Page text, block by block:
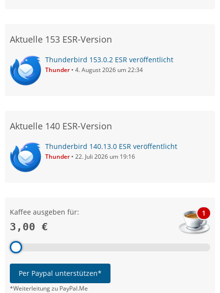
Aktuelle 153 ESR-Version
Thunderbird 153.0.2 ESR veröffentlicht
Thunder 4. August 2026 um 22:34
Aktuelle 140 ESR-Version
Thunderbird 140.13.0 ESR veröffentlicht
Thunder 22. Juli 2026 um 19:16
Kaffee ausgeben für:
3,00 €
1
Per Paypal unterstützen*
*Weiterleitung zu PayPal.Me